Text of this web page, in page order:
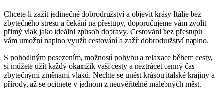
Chcete-li zažít jedinečné dobrodružství a objevit krásy Itálie bez
zbytečného stresu a čekání na přestupy, doporučujeme vám zvolit
přímý vlak jako ideální způsob dopravy. Cestování bez přestupů
vám umožní naplno využít cestování a zažít dobrodružství naplno.
S pohodlným posezením, možností pohybu a relaxace během cesty,
si můžete užít každý okamžik vaší cesty a neztrácet cenný čas
zbytečnými změnami vlaků. Nechte se unést krásou italské krajiny a
přírody, až se ocitnete v jednom z neuvěřitelně malebných měst.